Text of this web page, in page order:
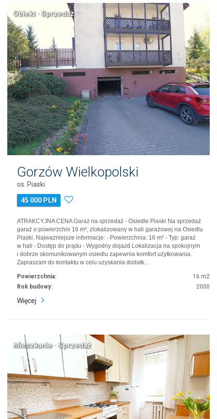
Obiekt · Sprzedaż
Gorzów Wielkopolski
os. Piaski
45 000 PLN
ATRAKCYJNA CENA Garaż na sprzedaż - Osiedle Piaski Na sprzedaż
garaż o powierzchni 16 m², zlokalizowany w hali garażowej na Osiedlu
Piaski. Najważniejsze informacje: - Powierzchnia: 16 m² - Typ: garaż
w hali - Dostęp do prądu - Wygodny dojazd Lokalizacja na spokojnym
i dobrze skomunikowanym osiedlu zapewnia komfort użytkowania.
Zapraszam do kontaktu w celu uzyskania dodatk…
Powierzchnia:
16 m2
Rok budowy:
2000
Więcej
Mieszkanie · Sprzedaż